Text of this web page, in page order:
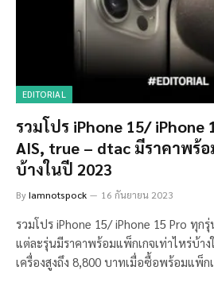
EDITORIAL
รวมโปร iPhone 15/ iPhone
AIS, true – dtac มีราคาพร้อ
บ้างในปี 2023
ByIamnotspock 16 กันยายน 2023
รวมโปร iPhone 15/ iPhone 15 Pro ทุก
แต่ละรุ่นมีราคาพร้อมแพ็กเกจเท่าไหร่บ้า
เครื่องสูงถึง 8,800 บาทเมื่อซื้อพร้อมแพ็